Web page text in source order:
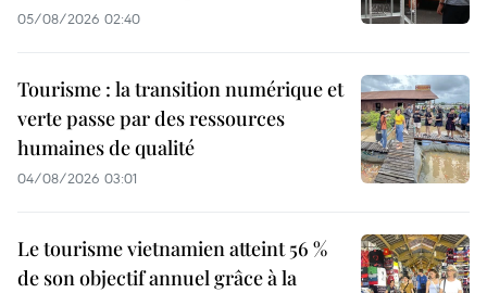
05/08/2026 02:40
Tourisme : la transition numérique et
verte passe par des ressources
humaines de qualité
04/08/2026 03:01
Le tourisme vietnamien atteint 56 %
de son objectif annuel grâce à la